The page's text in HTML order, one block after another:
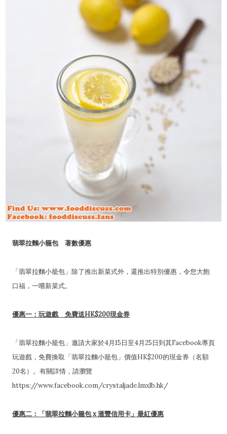
翡翠拉麵小籠包 著數優惠
「翡翠拉麵小籠包」除了推出新菜式外，還推出特別優惠，令您大飽
口福，一嚐新菜式。
優惠一：玩遊戲 免費送HK$200現金券
「翡翠拉麵小籠包」邀請大家於4月15日至4月25日到其Facebook專頁
玩遊戲，免費換取「翡翠拉麵小籠包」價值HK$200的現金券（名額
20名）。有關詳情，請瀏覽
https://www.facebook.com/crystaljade.lmxlb.hk/
優惠二：「翡翠拉麵小籠包 x 滙豐信用卡」最紅優惠